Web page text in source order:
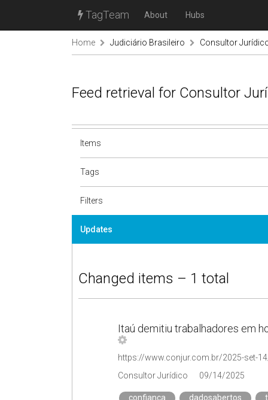
TagTeam About Hubs
Home Judiciário Brasileiro Consultor
Feed retrieval for Consultor
Items
Tags
Filters
Updates
Changed items – 1 total
Itaú demitiu trabalhadores em
Consultor Jurídico 09/14/2025
confiança dadosabertos